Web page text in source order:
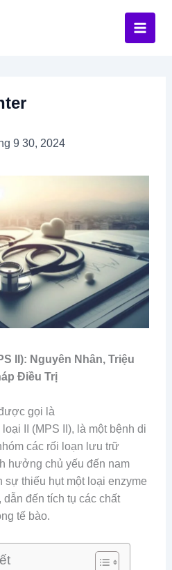
9 30, 2024
II): Nguyên Nhân, Triệu
Điều Trị
gọi là
II (MPS II), là một bệnh di
các rối loạn lưu trữ
hưởng chủ yếu đến nam
thiếu hụt một loại enzyme
đến tích tụ các chất
tế bào.